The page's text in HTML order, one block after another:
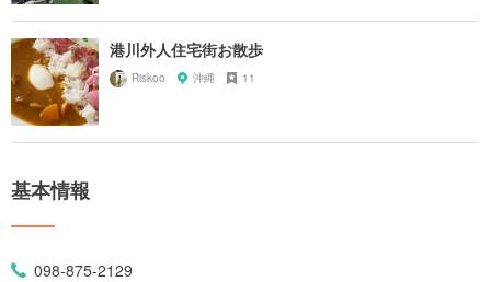
港川外人住宅街お散歩
Riskoo 沖縄 11
基本情報
098-875-2129